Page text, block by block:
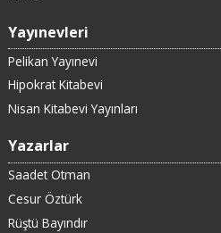
Yayınevleri
Pelikan Yayınevi
Hipokrat Kitabevi
Nisan Kitabevi Yayınları
Yazarlar
Saadet Otman
Cesur Öztürk
Rüştü Bayındır